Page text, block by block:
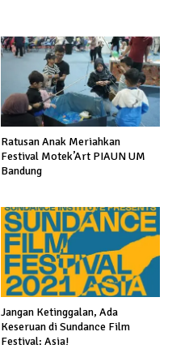
Ratusan Anak Meriahkan
Festival Motek’Art PIAUN UM
Bandung
Jangan Ketinggalan, Ada
Keseruan di Sundance Film
Festival: Asia!